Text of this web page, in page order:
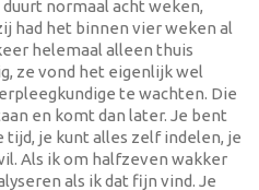
normaal acht weken,
had het binnen vier weken al
helemaal alleen thuis
ze vond het eigenlijk wel
te wachten. Die
en komt dan later. Je bent
tijd, je kunt alles zelf indelen, je
Als ik om halfzeven wakker
als ik dat fijn vind. Je